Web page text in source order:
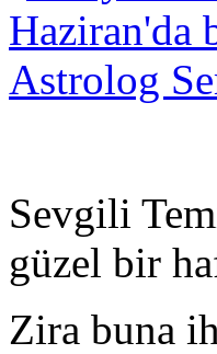
Sevgili
güzel bir
Zira buna